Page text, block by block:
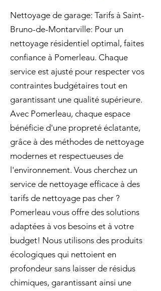
Nettoyage de garage: Tarifs à Saint-
Bruno-de-Montarville: Pour un
nettoyage résidentiel optimal, faites
confiance à Pomerleau. Chaque
service est ajusté pour respecter vos
contraintes budgétaires tout en
garantissant une qualité supérieure.
Avec Pomerleau, chaque espace
bénéficie d'une propreté éclatante,
grâce à des méthodes de nettoyage
modernes et respectueuses de
l'environnement. Vous cherchez un
service de nettoyage efficace à des
tarifs de nettoyage pas cher ?
Pomerleau vous offre des solutions
adaptées à vos besoins et à votre
budget! Nous utilisons des produits
écologiques qui nettoient en
profondeur sans laisser de résidus
chimiques, garantissant ainsi une